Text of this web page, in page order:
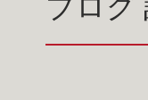
ブログ